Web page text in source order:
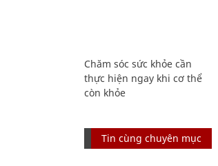
Chăm sóc sức khỏe cần
thực hiện ngay khi cơ thể
còn khỏe
Tin cùng chuyên mục